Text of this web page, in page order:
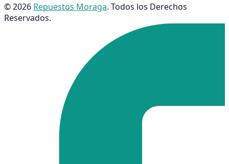
© 2026 Repuestos Moraga. Todos los Derechos
Reservados.